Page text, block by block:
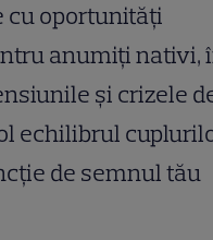
cu oportunități
anumiți nativi,
și crizele
echilibrul
de semnul tău